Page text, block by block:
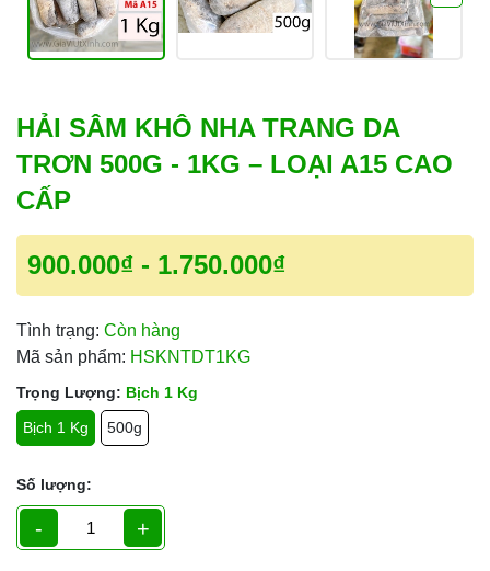
HẢI SÂM KHÔ NHA TRANG DA
TRƠN 500G - 1KG – LOẠI A15 CAO
CẤP
900.000₫ - 1.750.000₫
Tình trạng: Còn hàng
Mã sản phẩm: HSKNTDT1KG
Trọng Lượng: Bịch 1 Kg
Bịch 1 Kg
500g
Số lượng:
- +